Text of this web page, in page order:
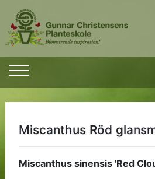
Miscanthus Röd
Miscanthus sinensis 'Red